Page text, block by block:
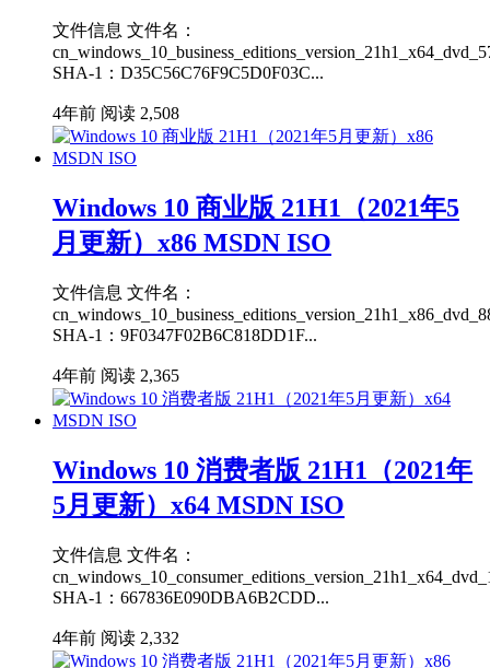
文件信息 文件名：
SHA-1：D35C56C76F9C5D0F03C...
4年前 阅读 2,508
Windows 10 商业版 21H1（2021年5
月更新）x86 MSDN ISO
文件信息 文件名：
SHA-1：9F0347F02B6C818DD1F...
4年前 阅读 2,365
Windows 10 消费者版 21H1（2021年
5月更新）x64 MSDN ISO
文件信息 文件名：
SHA-1：667836E090DBA6B2CDD...
4年前 阅读 2,332